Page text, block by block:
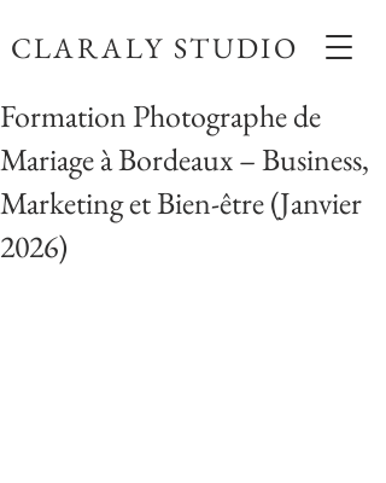
CLARALY STUDIO
Formation Photographe de
Mariage à Bordeaux – Business,
Marketing et Bien-être (Janvier
2026)